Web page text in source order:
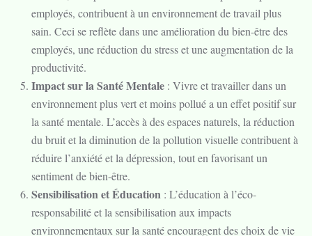
employés, contribuent à un environnement de travail plus
sain. Ceci se reflète dans une amélioration du bien-être des
employés, une réduction du stress et une augmentation de la
productivité.
Impact sur la Santé Mentale : Vivre et travailler dans un
environnement plus vert et moins pollué a un effet positif sur
la santé mentale. L’accès à des espaces naturels, la réduction
du bruit et la diminution de la pollution visuelle contribuent à
réduire l’anxiété et la dépression, tout en favorisant un
sentiment de bien-être.
Sensibilisation et Éducation : L’éducation à l’éco-
responsabilité et la sensibilisation aux impacts
environnementaux sur la santé encouragent des choix de vie